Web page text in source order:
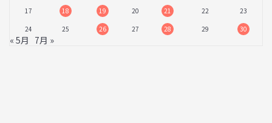
17
18 19 20 21 22
23
24
25 26 27 28 29 30
« 5月 7月 »